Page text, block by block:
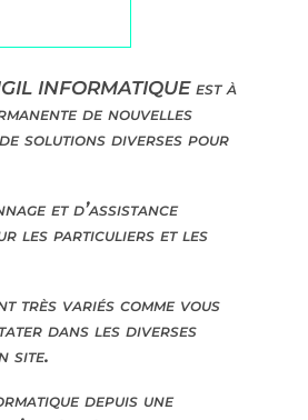
INFORMATIQUE est à
de nouvelles
solutions diverses pour
et d’assistance
les particuliers et les
très variés comme vous
dans les diverses
site.
depuis une